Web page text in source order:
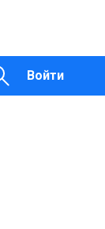
Войти